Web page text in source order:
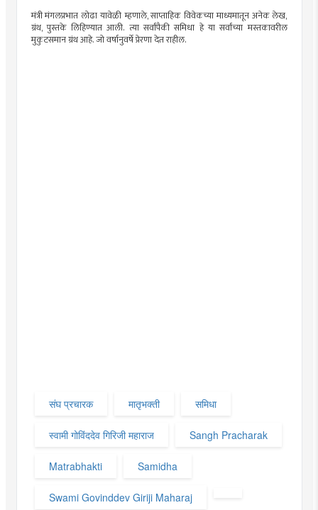
मंत्री मंगलप्रभात लोढा यावेळी म्हणाले, साप्ताहिक विवेकच्या माध्यमातून अनेक लेख,
ग्रंथ, पुस्तके लिहिण्यात आली. त्या सर्वांपैकी समिधा हे या सर्वांच्या मस्तकावरील
मुकुटसमान ग्रंथ आहे. जो वर्षानुवर्षे प्रेरणा देत राहील.
संघ प्रचारक मातृभक्ती समिधा
स्वामी गोविंददेव गिरिजी महाराज Sangh Pracharak
Matrabhakti Samidha
Swami Govinddev Giriji Maharaj